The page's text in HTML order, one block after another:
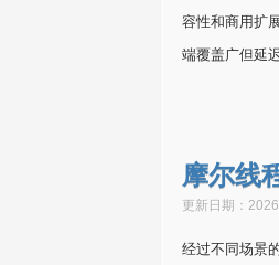
容性和商用扩
端覆盖广但延
摩尔线
更新日期：
经过不同场景